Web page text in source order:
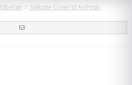
/ Silikone Cover til AirPods